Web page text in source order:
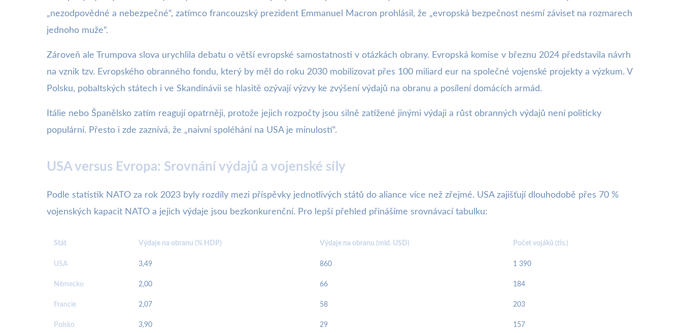
„nezodpovědné a nebezpečné“, zatímco francouzský prezident Emmanuel Macron prohlásil, že „evropská bezpečnost nesmí záviset na rozmarech
jednoho muže“.
Zároveň ale Trumpova slova urychlila debatu o větší evropské samostatnosti v otázkách obrany. Evropská komise v březnu 2024 představila návrh
na vznik tzv. Evropského obranného fondu, který by měl do roku 2030 mobilizovat přes 100 miliard eur na společné vojenské projekty a výzkum. V
Polsku, pobaltských státech i ve Skandinávii se hlasitě ozývají výzvy ke zvýšení výdajů na obranu a posílení domácích armád.
Itálie nebo Španělsko zatím reagují opatrněji, protože jejich rozpočty jsou silně zatížené jinými výdaji a růst obranných výdajů není politicky
populární. Přesto i zde zaznívá, že „naivní spoléhání na USA je minulostí“.
USA versus Evropa: Srovnání výdajů a vojenské síly
Podle statistik NATO za rok 2023 byly rozdíly mezi příspěvky jednotlivých států do aliance více než zřejmé. USA zajišťují dlouhodobě přes 70 %
vojenských kapacit NATO a jejich výdaje jsou bezkonkurenční. Pro lepší přehled přinášíme srovnávací tabulku:
Stát Výdaje na obranu (% HDP) Výdaje na obranu (mld. USD) Počet vojáků (tis.)
USA 3,49 860 1 390
Německo 2,00 66 184
Francie 2,07 58 203
Polsko 3,90 29 157